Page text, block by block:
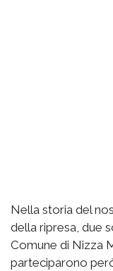
Nella storia del
della ripresa, due
Comune di Nizza
parteciparono